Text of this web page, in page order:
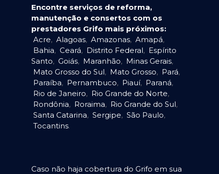
Encontre serviços de reforma,
manutenção e consertos com os
prestadores Grifo mais próximos:
Acre, Alagoas, Amazonas, Amapá,
Bahia, Ceará, Distrito Federal, Espírito
Santo, Goiás, Maranhão, Minas Gerais,
Mato Grosso do Sul, Mato Grosso, Pará,
Paraíba, Pernambuco, Piauí, Paraná,
Rio de Janeiro, Rio Grande do Norte,
Rondônia, Roraima, Rio Grande do Sul,
Santa Catarina, Sergipe, São Paulo,
Tocantins.
Caso não haja cobertura do Grifo em sua